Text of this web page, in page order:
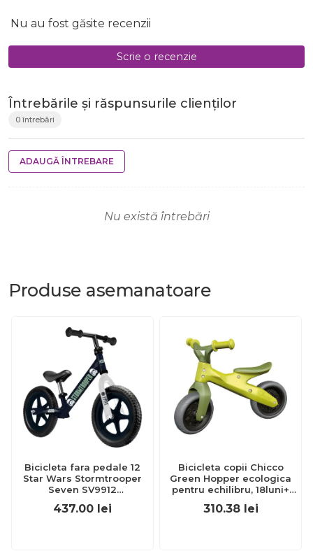
Nu au fost găsite recenzii
Scrie o recenzie
Întrebările și răspunsurile clienților
0 întrebări
ADAUGĂ ÎNTREBARE
Nu există întrebări
Produse asemanatoare
Bicicleta fara pedale 12
Star Wars Stormtrooper
Seven SV9912
437.00 lei
Bicicleta copii Chicco
Green Hopper ecologica
pentru echilibru, 18luni+
310.38 lei